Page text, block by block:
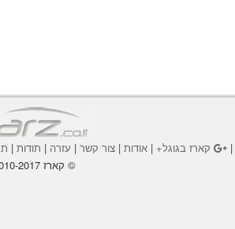
| קארז בגוגל+ | אודות | צור קשר | עזרה | תודות |
© קארז 2010-2017